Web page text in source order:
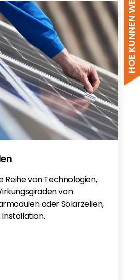
Reihe von Technologien,
von
oder Solarzellen,